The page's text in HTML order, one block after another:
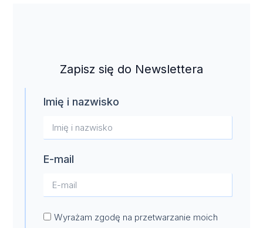
Zapisz się do Newslettera
Imię i nazwisko
E-mail
Wyrażam zgodę na przetwarzanie moich